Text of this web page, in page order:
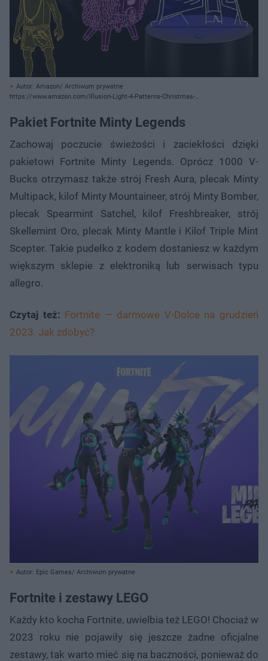
Autor: Amazon/ Archiwum prywatne
https://www.amazon.com/Illusion-Light-4-Patterns-Christmas-
keywords=fortnite+lamp&qid=1701950282&sr=8-1-
spons&sp_csd=d2lkZ2V0TmFtZT1zcF9hdGY&psc=1
Pakiet Fortnite Minty Legends
Zachowaj poczucie świeżości i zaciekłości dzięki
pakietowi Fortnite Minty Legends. Oprócz 1000 V-
Bucks otrzymasz także strój Fresh Aura, plecak Minty
Multipack, kilof Minty Mountaineer, strój Minty Bomber,
plecak Spearmint Satchel, kilof Freshbreaker, strój
Skellemint Oro, plecak Minty Mantle i Kilof Triple Mint
Scepter. Takie pudełko z kodem dostaniesz w każdym
większym sklepie z elektroniką lub serwisach typu
allegro.
Czytaj też: Fortnite — darmowe V-Dolce na grudzień
2023. Jak zdobyć?
Autor: Epic Games/ Archiwum prywatne
Fortnite i zestawy LEGO
Każdy kto kocha Fortnite, uwielbia też LEGO! Chociaż w
2023 roku nie pojawiły się jeszcze żadne oficjalne
zestawy, tak warto mieć się na baczności, ponieważ do